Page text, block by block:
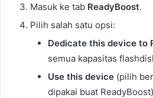
Masuk ke tab ReadyBoost.
Pilih salah satu opsi:
Dedicate this device to
semua kapasitas
Use this device (pilih
dipakai buat